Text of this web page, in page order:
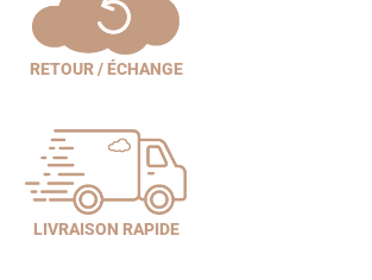
RETOUR / ÉCHANGE
LIVRAISON RAPIDE